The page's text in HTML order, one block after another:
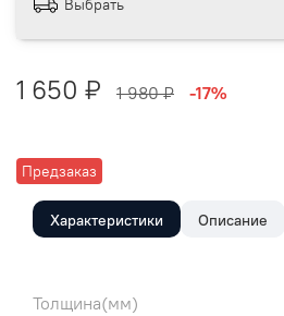
Предзаказ
1 650 ₽ 1 980 ₽ -17%
Выбрать
Характеристики Описание
Толщина(мм)